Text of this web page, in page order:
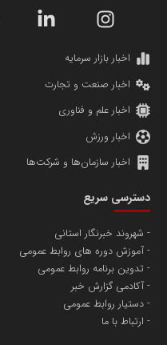
دانشگاه سئوی ایران
پایگاه اطلاع رسانی اعتلای
تامین آهن اسفنجی تولیدکنندگان
مریم حاج نوروز نظری
مسعودصادقی
اخبار بازار سرمایه
اخبار صنعت و تجارت
اخبار علم و فناوری
اخبار ورزش
اخبار سازمان‌ها و شرکت‌ها
دسترسی سریع
شهروند خبرنگار استانی
آموزش دوره های روابط عمومی
تدوین برنامه روابط عمومی
آکادمی گزارش خبر
دستیار روابط عمومی
ارتباط با ما